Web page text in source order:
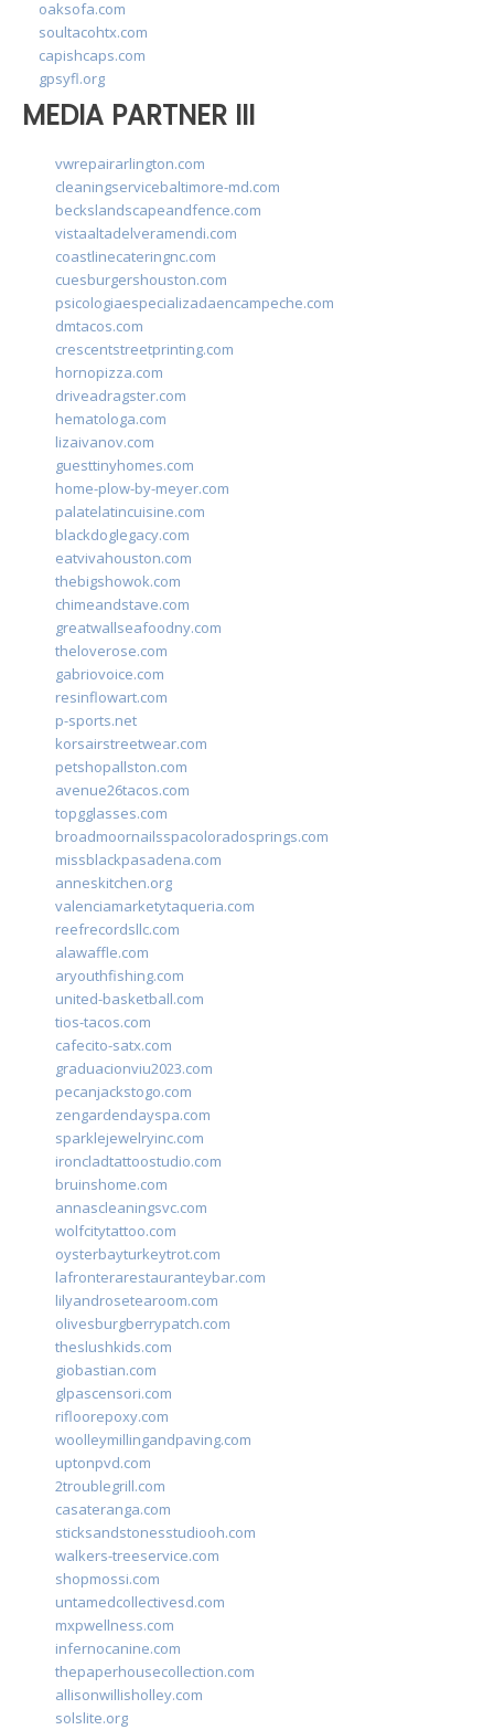
oaksofa.com
soultacohtx.com
capishcaps.com
gpsyfl.org
MEDIA PARTNER III
vwrepairarlington.com
cleaningservicebaltimore-md.com
beckslandscapeandfence.com
vistaaltadelveramendi.com
coastlinecateringnc.com
cuesburgershouston.com
psicologiaespecializadaencampeche.com
dmtacos.com
crescentstreetprinting.com
hornopizza.com
driveadragster.com
hematologa.com
lizaivanov.com
guesttinyhomes.com
home-plow-by-meyer.com
palatelatincuisine.com
blackdoglegacy.com
eatvivahouston.com
thebigshowok.com
chimeandstave.com
greatwallseafoodny.com
theloverose.com
gabriovoice.com
resinflowart.com
p-sports.net
korsairstreetwear.com
petshopallston.com
avenue26tacos.com
topgglasses.com
broadmoornailsspacoloradosprings.com
missblackpasadena.com
anneskitchen.org
valenciamarketytaqueria.com
reefrecordsllc.com
alawaffle.com
aryouthfishing.com
united-basketball.com
tios-tacos.com
cafecito-satx.com
graduacionviu2023.com
pecanjackstogo.com
zengardendayspa.com
sparklejewelryinc.com
ironcladtattoostudio.com
bruinshome.com
annascleaningsvc.com
wolfcitytattoo.com
oysterbayturkeytrot.com
lafronterarestauranteybar.com
lilyandrosetearoom.com
olivesburgberrypatch.com
theslushkids.com
giobastian.com
glpascensori.com
rifloorepoxy.com
woolleymillingandpaving.com
uptonpvd.com
2troublegrill.com
casateranga.com
sticksandstonesstudiooh.com
walkers-treeservice.com
shopmossi.com
untamedcollectivesd.com
mxpwellness.com
infernocanine.com
thepaperhousecollection.com
allisonwillisholley.com
solslite.org